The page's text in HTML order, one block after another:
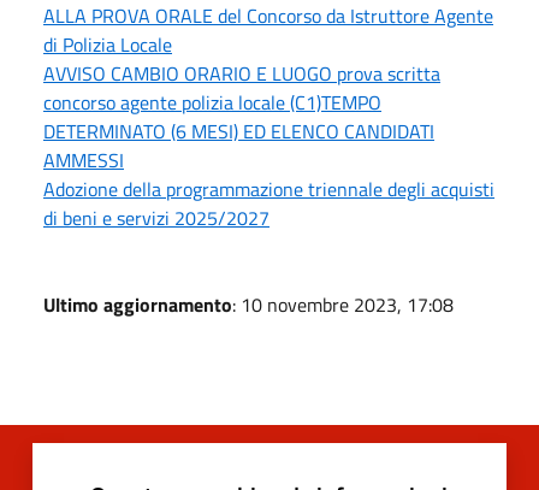
ALLA PROVA ORALE del Concorso da Istruttore Agente
di Polizia Locale
AVVISO CAMBIO ORARIO E LUOGO prova scritta
concorso agente polizia locale (C1)TEMPO
DETERMINATO (6 MESI) ED ELENCO CANDIDATI
AMMESSI
Adozione della programmazione triennale degli acquisti
di beni e servizi 2025/2027
Ultimo aggiornamento: 10 novembre 2023, 17:08